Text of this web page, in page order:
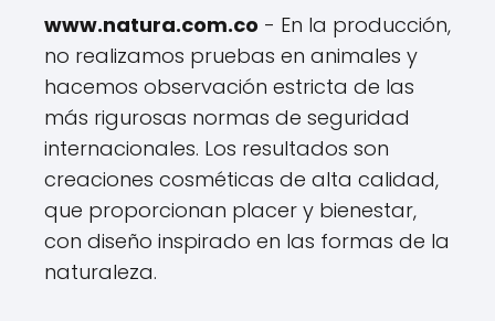
www.natura.com.co - En la producción,
no realizamos pruebas en animales y
hacemos observación estricta de las
más rigurosas normas de seguridad
internacionales. Los resultados son
creaciones cosméticas de alta calidad,
que proporcionan placer y bienestar,
con diseño inspirado en las formas de la
naturaleza.